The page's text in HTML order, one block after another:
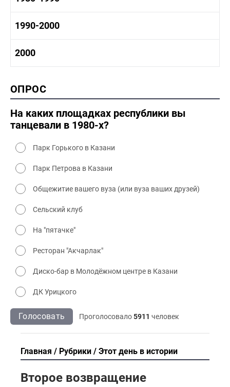
1970-1980 культура
1970 - 1980 быт
1980 -1990 история
1980-1990 культура
1990-2000
1990-2000 культура
2000
2000 промышленность
2000 культура
ОПРОС
На каких площадках республики вы
танцевали в 1980-х?
Парк Горького в Казани
Парк Петрова в Казани
Общежитие вашего вуза (или вуза ваших друзей)
Сельский клуб
На "пятачке"
Ресторан "Акчарлак"
Диско-бар в Молодёжном центре в Казани
ДК Урицкого
Голосовать Проголосовало5911 человек
Главная Рубрики Этот день в истории
Второе возвращение